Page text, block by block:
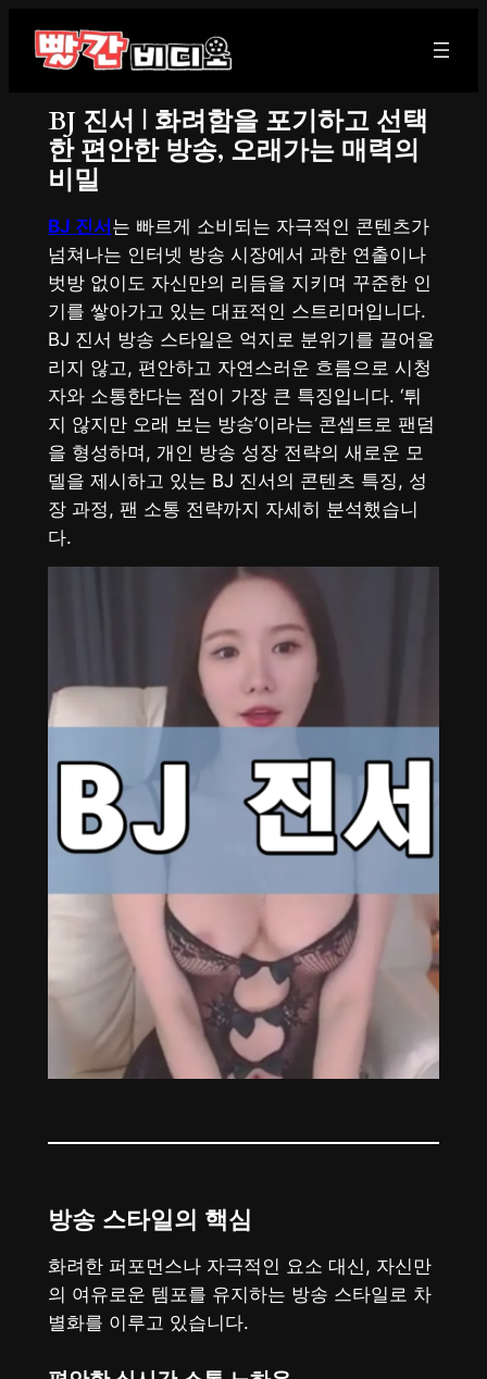
BJ 진서 | 화려함을 포기하고 선택
한 편안한 방송, 오래가는 매력의
비밀
BJ 진서 는 빠르게 소비되는 자극적인 콘텐츠가
넘쳐나는 인터넷 방송 시장에서 과한 연출이나
벗방 없이도 자신만의 리듬을 지키며 꾸준한 인
기를 쌓아가고 있는 대표적인 스트리머입니다.
BJ 진서 방송 스타일은 억지로 분위기를 끌어올
리지 않고, 편안하고 자연스러운 흐름으로 시청
자와 소통한다는 점이 가장 큰 특징입니다. ‘튀
지 않지만 오래 보는 방송’이라는 콘셉트로 팬덤
을 형성하며, 개인 방송 성장 전략의 새로운 모
델을 제시하고 있는 BJ 진서의 콘텐츠 특징, 성
장 과정, 팬 소통 전략까지 자세히 분석했습니
다.
방송 스타일의 핵심
화려한 퍼포먼스나 자극적인 요소 대신, 자신만
의 여유로운 템포를 유지하는 방송 스타일로 차
별화를 이루고 있습니다.